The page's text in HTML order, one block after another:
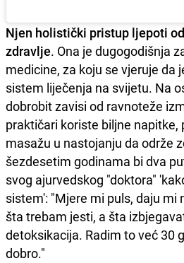
Njen holistički pristup ljepoti
zdravlje. Ona je dugogodišnja
medicine, za koju se vjeruje da
sistem liječenja na svijetu. Na
dobrobit zavisi od ravnoteže
praktičari koriste biljne napitke,
masažu u nastojanju da održe
šezdesetim godinama bi dva
svog ajurvedskog "doktora"
sistem': "Mjere mi puls, daju mi
šta trebam jesti, a šta
detoksikacija. Radim to već 30
dobro."